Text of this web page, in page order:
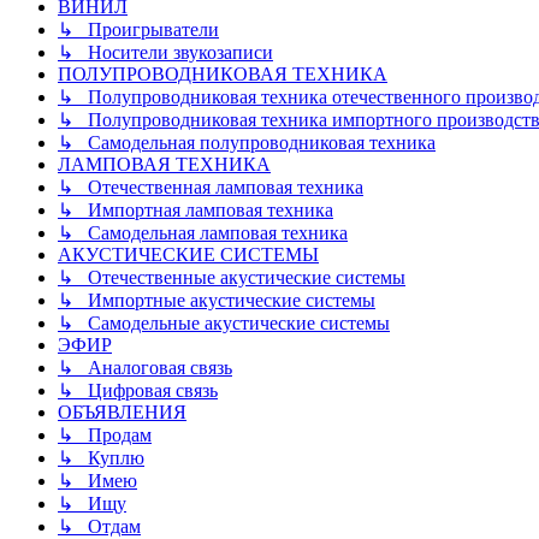
ВИНИЛ
↳ Проигрыватели
↳ Носители звукозаписи
ПОЛУПРОВОДНИКОВАЯ ТЕХНИКА
↳ Полупроводниковая техника отечественного
↳ Полупроводниковая техника импортного
↳ Самодельная полупроводниковая техника
ЛАМПОВАЯ ТЕХНИКА
↳ Отечественная ламповая техника
↳ Импортная ламповая техника
↳ Самодельная ламповая техника
АКУСТИЧЕСКИЕ СИСТЕМЫ
↳ Отечественные акустические системы
↳ Импортные акустические системы
↳ Самодельные акустические системы
ЭФИР
↳ Аналоговая связь
↳ Цифровая связь
ОБЪЯВЛЕНИЯ
↳ Продам
↳ Куплю
↳ Имею
↳ Ищу
↳ Отдам